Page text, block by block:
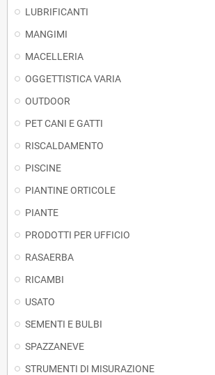
LUBRIFICANTI
MANGIMI
MACELLERIA
OGGETTISTICA VARIA
OUTDOOR
PET CANI E GATTI
RISCALDAMENTO
PISCINE
PIANTINE ORTICOLE
PIANTE
PRODOTTI PER UFFICIO
RASAERBA
RICAMBI
USATO
SEMENTI E BULBI
SPAZZANEVE
STRUMENTI DI MISURAZIONE